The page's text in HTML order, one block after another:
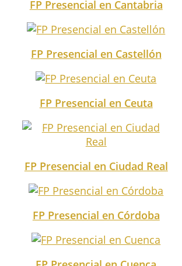
FP Presencial en Cantabria
FP Presencial en Castellón
FP Presencial en Ceuta
FP Presencial en Ciudad Real
FP Presencial en Córdoba